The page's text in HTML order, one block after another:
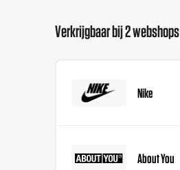
Verkrijgbaar bij 2 webshops
Nike
About You